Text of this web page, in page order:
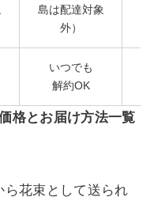
島は配達対象
外）
いつでも
解約OK
格とお届け方法一覧
花束として送られ